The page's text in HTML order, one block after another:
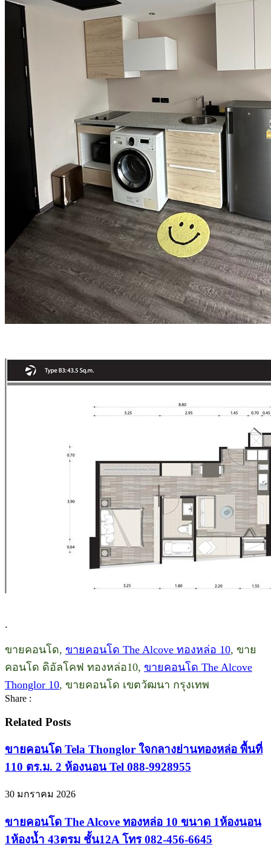
.
ขายคอนโด, ขายคอนโด The Alcove ทองหล่อ 10, ขาย
คอนโด ดิอัลโคฟ ทองหล่อ10, ขายคอนโด The Alcove
Thonglor 10, ขายคอนโด เขตวัฒนา กรุงเทพ
Share :
Related Posts
ขายคอนโด Tela Thonglor ใจกลางย่านทองหล่อ พื้นที่
110 ตร.ม. 2 ห้องนอน Tel 088-9928955
30 มกราคม 2026
ขายคอนโด The Alcove ทองหล่อ 10 ขนาด 1ห้องนอน
1ห้องน้ำ 43ตรม ชั้น12A โทร 082-456-6645